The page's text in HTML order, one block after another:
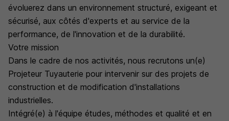
évoluerez dans un environnement structuré, exigeant et
sécurisé, aux côtés d'experts et au service de la
performance, de l'innovation et de la durabilité.
Votre mission
Dans le cadre de nos activités, nous recrutons un(e)
Projeteur Tuyauterie pour intervenir sur des projets de
construction et de modification d'installations
industrielles.
Intégré(e) à l'équipe études, méthodes et qualité et en